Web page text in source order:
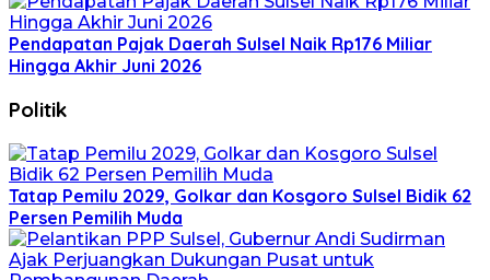
Pendapatan Pajak Daerah Sulsel Naik Rp176 Miliar
Hingga Akhir Juni 2026
Politik
Tatap Pemilu 2029, Golkar dan Kosgoro Sulsel Bidik 62
Persen Pemilih Muda